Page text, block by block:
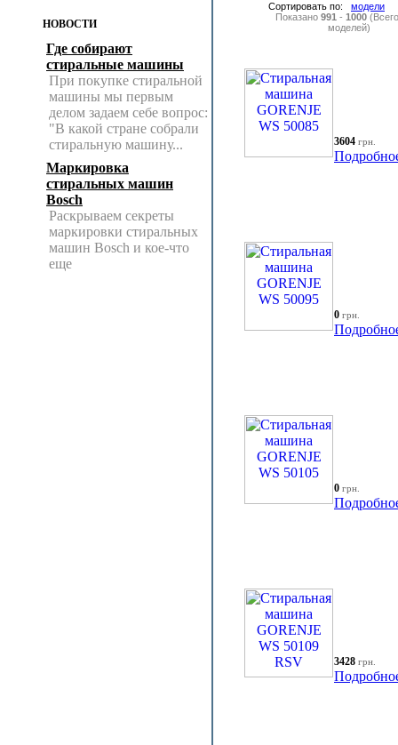
НОВОСТИ
Где собирают
стиральные машины
При покупке стиральной
машины мы первым
делом задаем себе вопрос:
"В какой стране собрали
стиральную машину...
Маркировка
стиральных машин
Bosch
Раскрываем секреты
маркировки стиральных
машин Bosch и кое-что
еще
Сортировать по: модели
Показано 991 - 1000
моделей)
3604 грн.
0 грн.
0 грн.
3428 грн.